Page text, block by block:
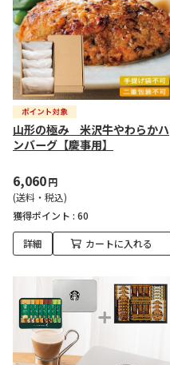
山形の極み 米沢牛やわらかハ
ンバーグ【慶事用】
6,060円
(送料・税込)
獲得ポイント : 60
詳細 カートに入れる